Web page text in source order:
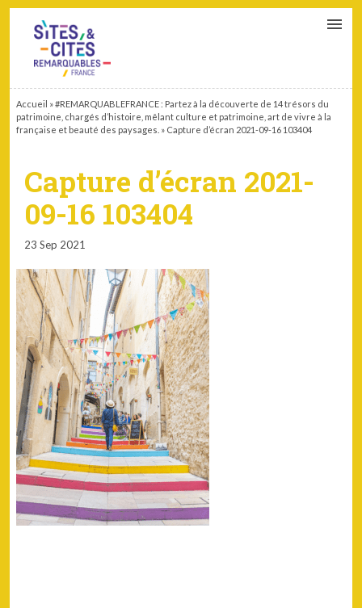
Accueil »#REMARQUABLEFRANCE : Partez à la découverte de 14 trésors du
patrimoine, chargés d’histoire, mêlant culture et patrimoine, art de vivre à la
française et beauté des paysages. » Capture d’écran 2021-09-16 103404
Capture d’écran 2021-
09-16 103404
23 Sep 2021